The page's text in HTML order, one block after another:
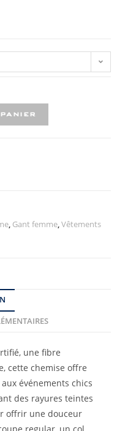
, Gant femme,Vêtements
une fibre
cette chemise offre
événements chics
des rayures teintes
offrir une douceur
regular, un col